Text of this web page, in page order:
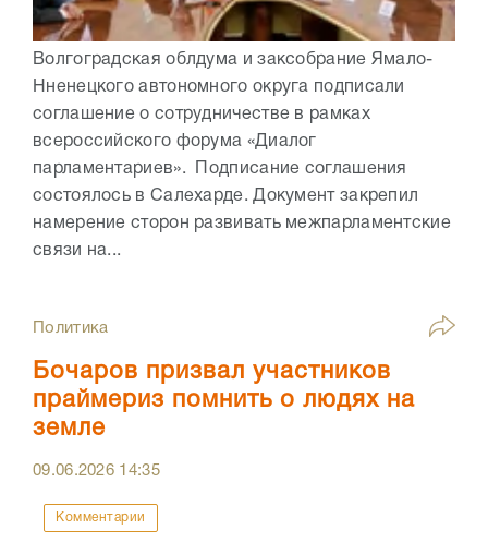
Волгоградская облдума и заксобрание Ямало-
Нненецкого автономного округа подписали
соглашение о сотрудничестве в рамках
всероссийского форума «Диалог
парламентариев». Подписание соглашения
состоялось в Салехарде. Документ закрепил
намерение сторон развивать межпарламентские
связи на...
Политика
Бочаров призвал участников
праймериз помнить о людях на
земле
09.06.2026 14:35
Комментарии